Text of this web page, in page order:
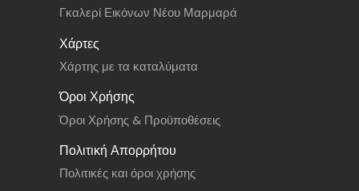
Γκαλερί Εικόνων Νέου Μαρμαρά
Χάρτες
Χάρτης με τα καταλύματα
Όροι Χρήσης
Όροι Χρήσης & Προϋποθέσεις
Πολιτική Απορρήτου
Πολιτικές και όροι χρήσης